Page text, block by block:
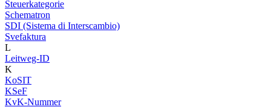
Steuerkategorie
Schematron
SDI (Sistema di Interscambio)
Svefaktura
L
Leitweg-ID
K
KoSIT
KSeF
KvK-Nummer